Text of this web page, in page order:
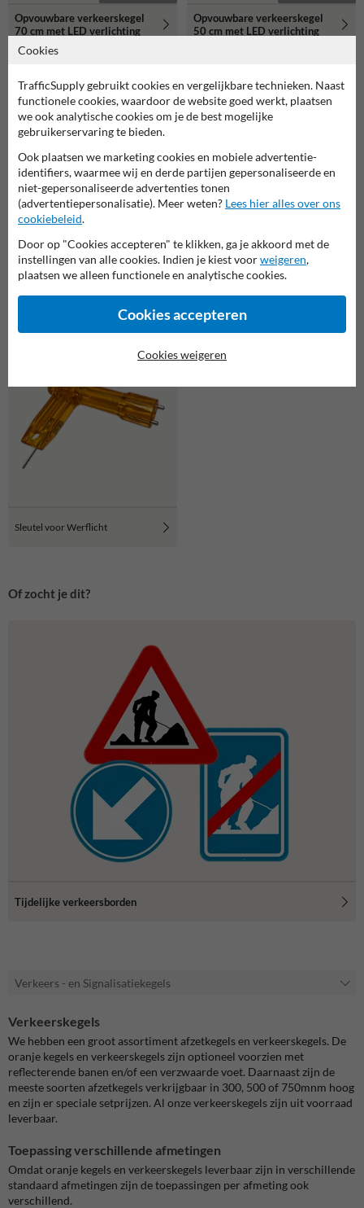
Opvouwbare verkeerskegel
70 cm met LED verlichting
Opvouwbare verkeerskegel
50 cm met LED verlichting
Gerelateerde producten
Werflicht Monolight ⌀180mm
Sleutel voor Werflicht
Of zocht je dit?
Tijdelijke verkeersborden
Verkeers - en Signalisatiekegels
Verkeerskegels
We hebben een groot assortiment afzetkegels en verkeerskegels. De
oranje kegels en verkeerskegels zijn optioneel voorzien met
reflecterende banen en/of een verzwaarde voet. Daarnaast zijn de
meeste soorten afzetkegels verkrijgbaar in 300, 500 of 750mnm hoog
en zijn er speciale setprijzen. Al onze verkeerskegels zijn uit voorraad
leverbaar.
Toepassing verschillende afmetingen
Omdat oranje kegels en verkeerskegels leverbaar zijn in verschillende
standaard afmetingen zijn de toepassingen per afmeting ook
verschillend.
Cookies
TrafficSupply gebruikt cookies en vergelijkbare technieken. Naast
functionele cookies, waardoor de website goed werkt, plaatsen
we ook analytische cookies om je de best mogelijke
gebruikerservaring te bieden.
Ook plaatsen we marketing cookies en mobiele advertentie-
identifiers, waarmee wij en derde partijen gepersonaliseerde en
niet-gepersonaliseerde advertenties tonen
(advertentiepersonalisatie). Meer weten? Lees hier alles over ons
cookiebeleid.
Door op "Cookies accepteren" te klikken, ga je akkoord met de
instellingen van alle cookies. Indien je kiest voorweigeren,
plaatsen we alleen functionele en analytische cookies.
Cookies accepteren
Cookies weigeren